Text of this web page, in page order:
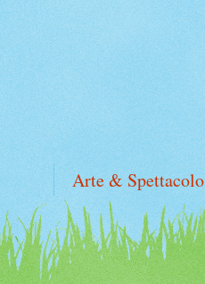
Arte & Spettacolo